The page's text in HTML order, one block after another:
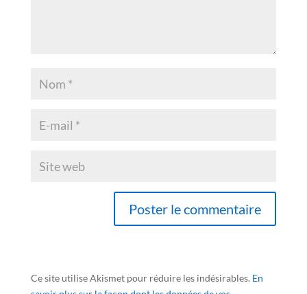
Ce site utilise Akismet pour réduire les indésirables. En